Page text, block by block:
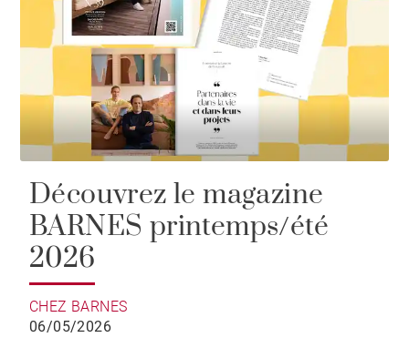
Découvrez le magazine
BARNES printemps/été
2026
CHEZ BARNES
06/05/2026